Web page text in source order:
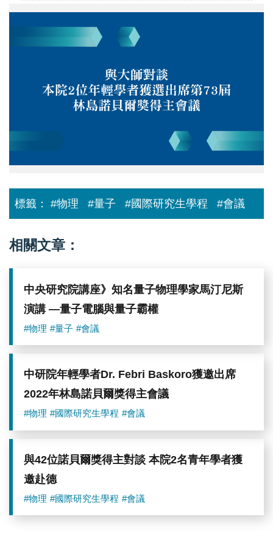
學
獲
選
第
73
屆
島
諾
爾
議。
／
標籤： #物理 #量子 #國際研究生學程 #會議
相關文章：
中央研究院講座》知名量子物理學家馬汀尼斯
演講 —量子電腦與量子霸權
#物理 #量子 #會議
中研院年輕學者Dr. Febri Baskoro獲邀出席
2022年林島諾貝爾獎得主會議
#物理 #國際研究生學程 #會議
與42位諾貝爾獎得主對談 本院2名青年學者獲
邀赴德
#物理 #國際研究生學程 #會議